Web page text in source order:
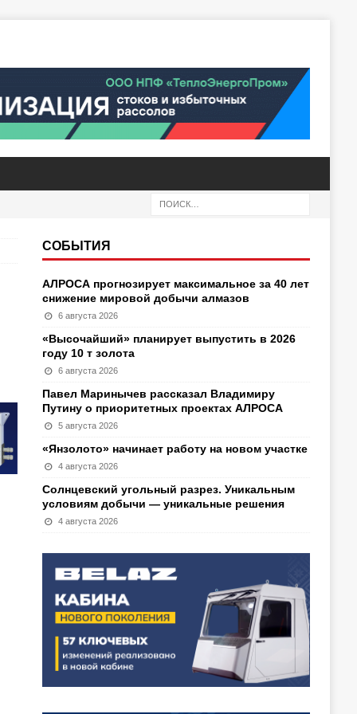
СОБЫТИЯ
АЛРОСА прогнозирует максимальное за 40 лет
снижение мировой добычи алмазов
6 августа 2026
«Высочайший» планирует выпустить в 2026
году 10 т золота
6 августа 2026
Павел Маринычев рассказал Владимиру
Путину о приоритетных проектах АЛРОСА
5 августа 2026
«Янзолото» начинает работу на новом участке
4 августа 2026
Солнцевский угольный разрез. Уникальным
условиям добычи — уникальные решения
4 августа 2026